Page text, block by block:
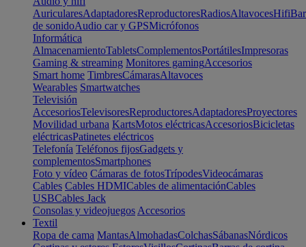
AuricularesAdaptadoresReproductoresRadiosAltavocesHifi
de sonidoAudio car y GPSMicrófonos
Informática
AlmacenamientoTabletsComplementosPortátilesImpresoras
Gaming & streaming Monitores gamingAccesorios
Smart home TimbresCámarasAltavoces
Wearables Smartwatches
Televisión
AccesoriosTelevisoresReproductoresAdaptadoresProyectores
Movilidad urbana KartsMotos eléctricasAccesoriosBicicletas
eléctricasPatinetes eléctricos
Telefonía Teléfonos fijosGadgets y
complementosSmartphones
Foto y vídeo Cámaras de fotosTrípodesVideocámaras
Cables Cables HDMICables de alimentaciónCables
USBCables Jack
Consolas y videojuegos Accesorios
Textil
Ropa de cama MantasAlmohadasColchasSábanasNórdicos